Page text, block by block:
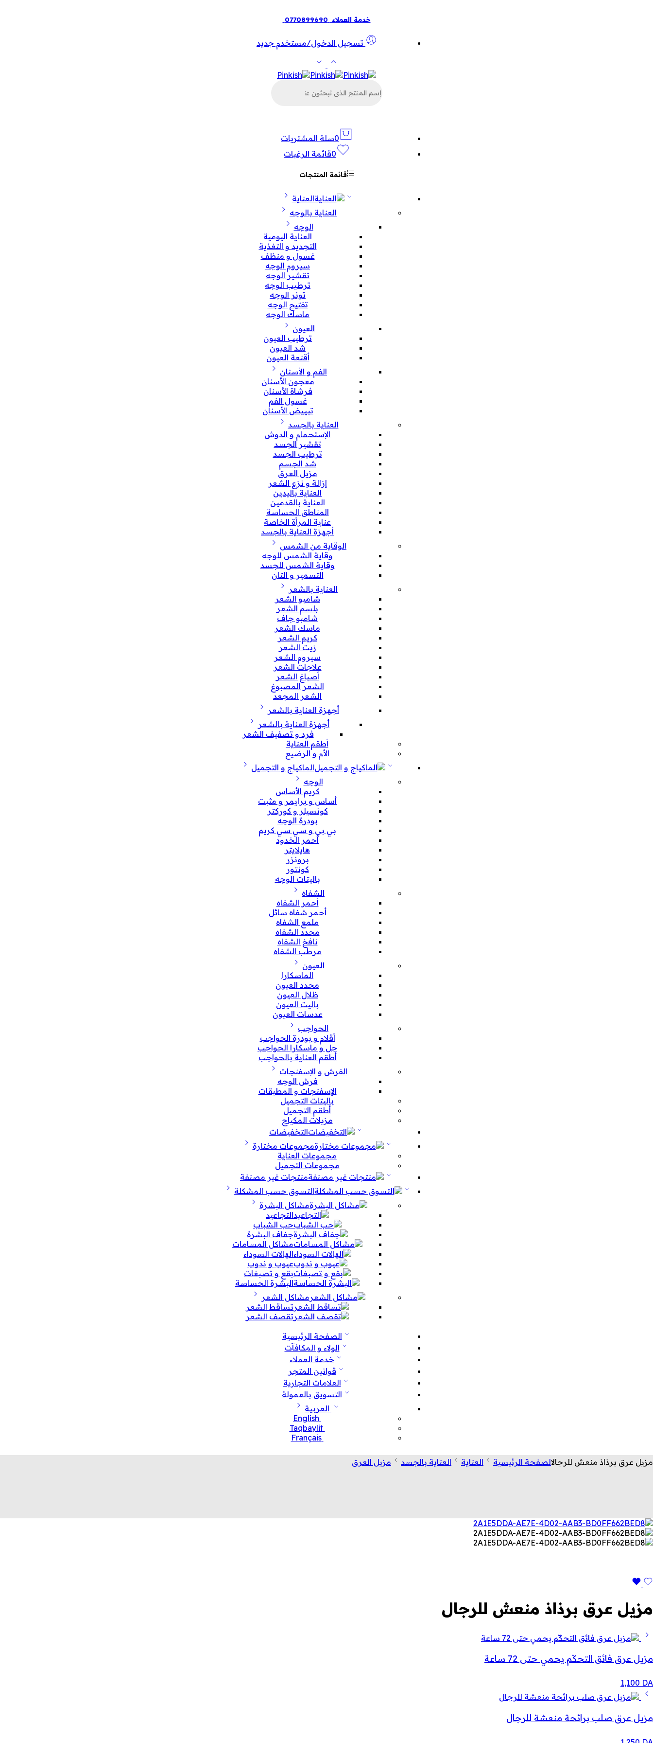
خدمة العملاء 0770899690
تسجيل الدخول/مستخدم جديد
عن
0سلة المشتريات
0قائمة الرغبات
قائمة المنتجات
العناية
العناية بالوجه
الوجه
العناية اليومية
التجديد و التغذية
غسول و منظف
سيروم الوجه
تقشير الوجه
ترطيب الوجه
تونر الوجه
تفتيح الوجه
ماسك الوجه
العيون
ترطيب العيون
شد العيون
أقنعة العيون
الفم و الأسنان
معجون الأسنان
فرشاة الأسنان
غسول الفم
تبييض الأسنان
العناية بالجسد
الإستحمام و الدوش
تقشير الجسد
ترطيب الجسد
شد الجسم
مزيل العرق
إزالة و نزع الشعر
العناية باليدين
العناية بالقدمين
المناطق الحساسة
عناية المرأة الخاصة
أجهزة العناية بالجسد
الوقاية من الشمس
وقاية الشمس للوجه
وقاية الشمس للجسد
التسمير و التان
العناية بالشعر
شامبو الشعر
بلسم الشعر
شامبو جاف
ماسك الشعر
كريم الشعر
زيت الشعر
سيروم الشعر
علاجات الشعر
أصباغ الشعر
الشعر المصبوغ
الشعر المجعد
أجهزة العناية بالشعر
أجهزة العناية بالشعر
فرد و تصفيف الشعر
أطقم العناية
الأم و الرضيع
الماكياج و التجميل
الوجه
كريم الأساس
أساس و برايمر و مثبت
كونسيلر و كوركتر
بودرة الوجه
بي بي و سي سي كريم
أحمر الخدود
هايلايتر
برونزر
كونتور
باليتات الوجه
الشفاه
أحمر الشفاه
أحمر شفاه سائل
ملمع الشفاه
محدد الشفاه
نافخ الشفاه
مرطب الشفاه
العيون
الماسكارا
محدد العيون
ظلال العيون
باليت العيون
عدسات العيون
الحواجب
أقلام و بودرة الحواجب
جل و ماسكارا الحواجب
أطقم العناية بالحواجب
الفرش و الإسفنجات
فرش الوجه
الإسفنجات و المطبقات
باليتات التجميل
أطقم التجميل
مزيلات المكياج
التخفيضات
مجموعات مختارة
مجموعات العناية
مجموعات التجميل
منتجات غير مصنفة
التسوق حسب المشكلة
مشاكل البشرة
التجاعيد
حب الشباب
جفاف البشرة
مشاكل المسامات
الهالات السوداء
عيوب و ندوب
بقع و تصبغات
البشرة الحساسة
مشاكل الشعر
تساقط الشعر
تقصف الشعر
الصفحة الرئيسية
الولاء و المكافآت
خدمة العملاء
قوانين المتجر
العلامات التجارية
التسويق بالعمولة
العربية
English
Taqbaylit
Français
مزيل عرق برذاذ منعش للرجالالصفحة الرئيسية العناية العناية بالجسد مزيل العرق
مزيل عرق برذاذ منعش للرجال
مزيل عرق فائق التحكّم يحمي حتى 72 ساعة
1,100 DA
مزيل عرق صلب برائحة منعشة للرجال